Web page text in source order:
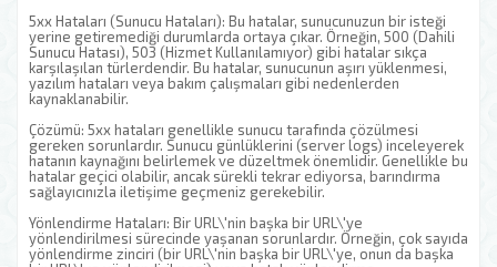
5xx Hataları (Sunucu Hataları): Bu hatalar, sunucunuzun bir isteği
yerine getiremediği durumlarda ortaya çıkar. Örneğin, 500 (Dahili
Sunucu Hatası), 503 (Hizmet Kullanılamıyor) gibi hatalar sıkça
karşılaşılan türlerdendir. Bu hatalar, sunucunun aşırı yüklenmesi,
yazılım hataları veya bakım çalışmaları gibi nedenlerden
kaynaklanabilir.
Çözümü: 5xx hataları genellikle sunucu tarafında çözülmesi
gereken sorunlardır. Sunucu günlüklerini (server logs) inceleyerek
hatanın kaynağını belirlemek ve düzeltmek önemlidir. Genellikle bu
hatalar geçici olabilir, ancak sürekli tekrar ediyorsa, barındırma
sağlayıcınızla iletişime geçmeniz gerekebilir.
Yönlendirme Hataları: Bir URL\'nin başka bir URL\'ye
yönlendirilmesi sürecinde yaşanan sorunlardır. Örneğin, çok sayıda
yönlendirme zinciri (bir URL\'nin başka bir URL\'ye, onun da başka